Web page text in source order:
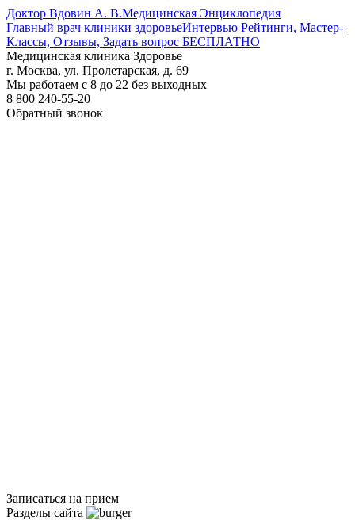
Доктор Вдовин А. В.Медицинская Энциклопедия
Главный врач клиники здоровьеИнтервью Рейтинги, Мастер-
Классы, Отзывы, Задать вопрос БЕСПЛАТНО
Медицинская клиника Здоровье
г. Москва, ул. Пролетарская, д. 69
Мы работаем с 8 до 22 без выходных
8 800 240-55-20
Обратный звонок
Записаться на прием
Разделы сайта